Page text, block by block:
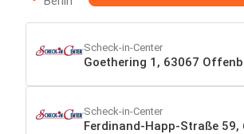
Scheck-in-Center
Goethering 1, 63067
Scheck-in-Center
Ferdinand-Happ-Straße